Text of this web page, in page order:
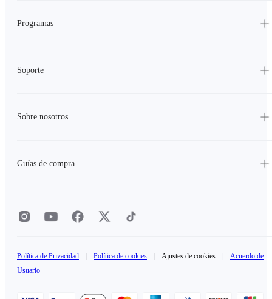
Programas
Soporte
Sobre nosotros
Guías de compra
Política de Privacidad Política de cookies Ajustes de cookies
Acuerdo de
Usuario